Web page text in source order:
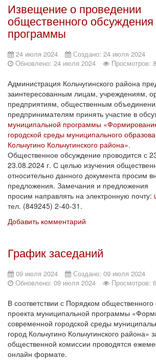
Извещение о проведении
общественного обсуждения
программы
24 июля 2024
Создано: 24 июля 2024
Обновлено: 24 июля 2024
Просмотров:
Администрация Кольчугинского района
заинтересованным лицам, учреждениям,
предприятиям, общественным
предпринимателям принять участие в
муниципальной программы
городской среды муниципального
Кольчугино Кольчугинского района».
Общественное обсуждение проводится с
23.08.2024 г. С целью изучения
относительно данного документа просим
предложения. Замечания и предложения
просим направлять на электронную почту:
тел. (849245) 2-40-31.
Добавить комментарий
График заседаний
09 июля 2024
Создано: 09 июля 2024
Обновлено: 09 июля 2024
Просмотров:
В соответствии с Порядком
проекта муниципальной программы
современной городской среды
город Кольчугино Кольчугинского района»
общественной комиссии проводятся
онлайн формате.